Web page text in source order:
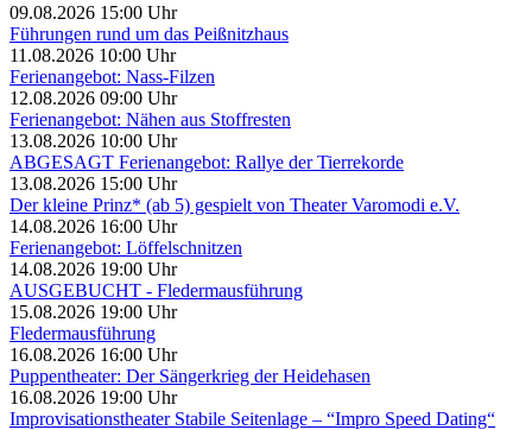
09.08.2026 15:00 Uhr
Führungen rund um das Peißnitzhaus
11.08.2026 10:00 Uhr
Ferienangebot: Nass-Filzen
12.08.2026 09:00 Uhr
Ferienangebot: Nähen aus Stoffresten
13.08.2026 10:00 Uhr
ABGESAGT Ferienangebot: Rallye der Tierrekorde
13.08.2026 15:00 Uhr
Der kleine Prinz* (ab 5) gespielt von Theater Varomodi e.V.
14.08.2026 16:00 Uhr
Ferienangebot: Löffelschnitzen
14.08.2026 19:00 Uhr
AUSGEBUCHT - Fledermausführung
15.08.2026 19:00 Uhr
Fledermausführung
16.08.2026 16:00 Uhr
Puppentheater: Der Sängerkrieg der Heidehasen
16.08.2026 19:00 Uhr
Improvisationstheater Stabile Seitenlage – “Impro Speed Dating“